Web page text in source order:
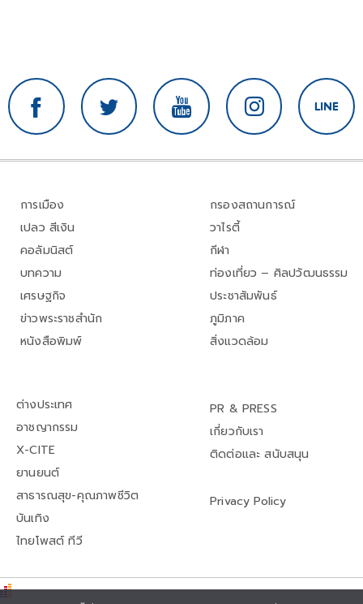
การเมือง
เปลว สีเงิน
คอลัมนิสต์
บทความ
เศรษฐกิจ
ข่าวพระราชสำนัก
หนังสือพิมพ์
กรองสถานการณ์
วาไรตี้
กีฬา
ท่องเที่ยว – ศิลปวัฒนธรรม
ประชาสัมพันธ์
ภูมิภาค
สิ่งแวดล้อม
ต่างประเทศ
อาชญากรรม
X-CITE
ยานยนต์
สาธารณสุข-คุณภาพชีวิต
บันเทิง
ไทยโพสต์ ทีวี
PR & PRESS
เกี่ยวกับเรา
ติดต่อและ สนับสนุน
Privacy Policy